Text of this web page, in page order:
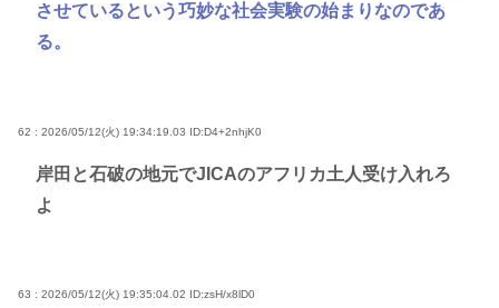
させているという巧妙な社会実験の始まりなのであ
る。
62 : 2026/05/12(火) 19:34:19.03 ID:D4+2nhjK0
岸田と石破の地元でJICAのアフリカ土人受け入れろ
よ
63 : 2026/05/12(火) 19:35:04.02 ID:zsH/x8lD0